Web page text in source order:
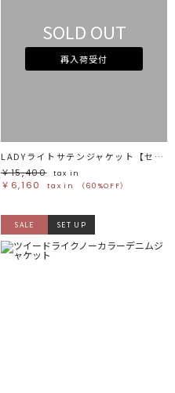
SOLD OUT
再入荷受付
LADYライトサテンジャケット【セットアップ着用可】
￥15,400
tax in
￥6,160 tax in （60%OFF）
SALE SET UP